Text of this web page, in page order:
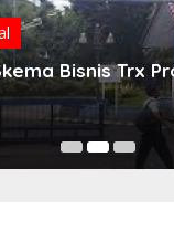
Bisnis Trx